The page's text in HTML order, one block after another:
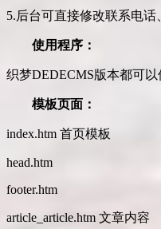
5.后台可直接修改联系电话
使用程序：
织梦DEDECMS版本都可以
模板页面：
index.htm 首页模板
head.htm
footer.htm
article_article.htm 文章内容